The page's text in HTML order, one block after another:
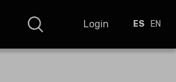
Login ES EN